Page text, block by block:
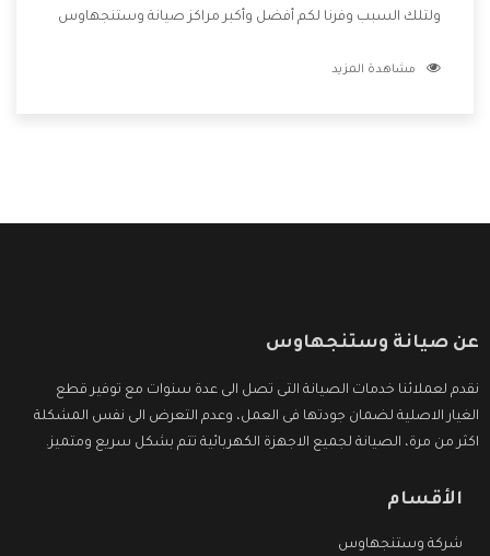
ولتلك السبب وفرنا لكم أفضل وأكبر مراكز صيانة وستنجهاوس
بتصليح جميع المنتجات دون اى ازعاج كما أننا نهتم بكل ما يحتاجه
مشاهدة المزيد
عن صيانة وستنجهاوس
نقدم لعملائنا خدمات الصيانة التى تصل الى عدة سنوات مع توفير قطع
الغيار الاصلية لضمان جودتها فى العمل، وعدم التعرض الى نفس المشكلة
اكثر من مرة، الصيانة لجميع الاجهزة الكهربائية تتم بشكل سريع ومتميز.
الأقسام
شركة وستنجهاوس